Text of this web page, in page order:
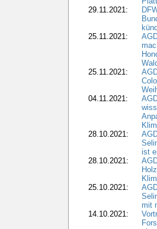
29.11.2021:
25.11.2021:
25.11.2021:
04.11.2021:
28.10.2021:
ist
28.10.2021:
25.10.2021:
mit
14.10.2021: